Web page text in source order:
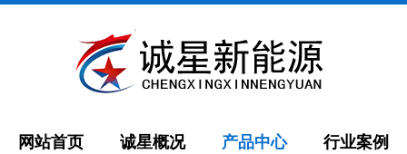
网站首页 诚星概况 产品中心 行业案例